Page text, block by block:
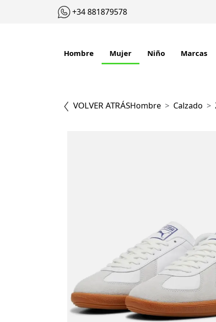
+34 881879578
Hombre Mujer Niño Marcas
VOLVER ATRÁSHombre Calzado